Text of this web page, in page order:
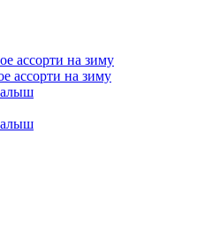
ассорти на зиму
ассорти на зиму